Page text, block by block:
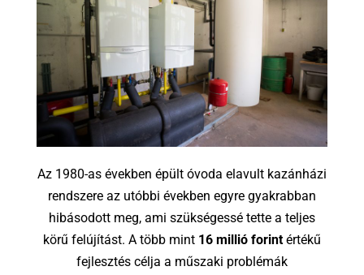
Az 1980-as években épült óvoda elavult kazánházi
rendszere az utóbbi években egyre gyakrabban
hibásodott meg, ami szükségessé tette a teljes
körű felújítást. A több mint 16 millió forint értékű
fejlesztés célja a műszaki problémák